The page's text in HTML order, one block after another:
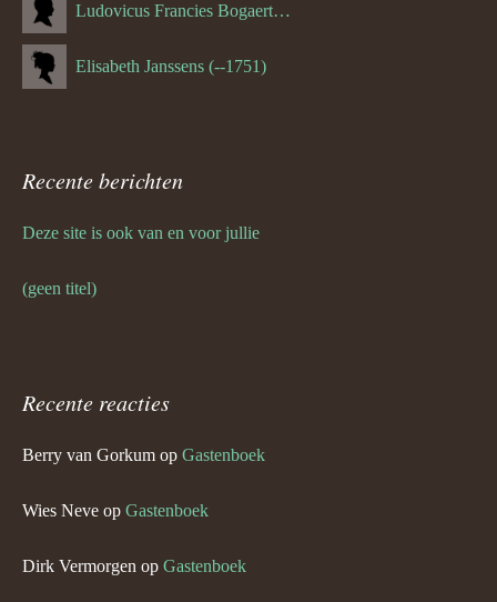
Ludovicus Francies Bogaert (--1825)
Elisabeth Janssens (--1751)
Recente berichten
Deze site is ook van en voor jullie
(geen titel)
Recente reacties
Berry van Gorkum op Gastenboek
Wies Neve op Gastenboek
Dirk Vermorgen op Gastenboek